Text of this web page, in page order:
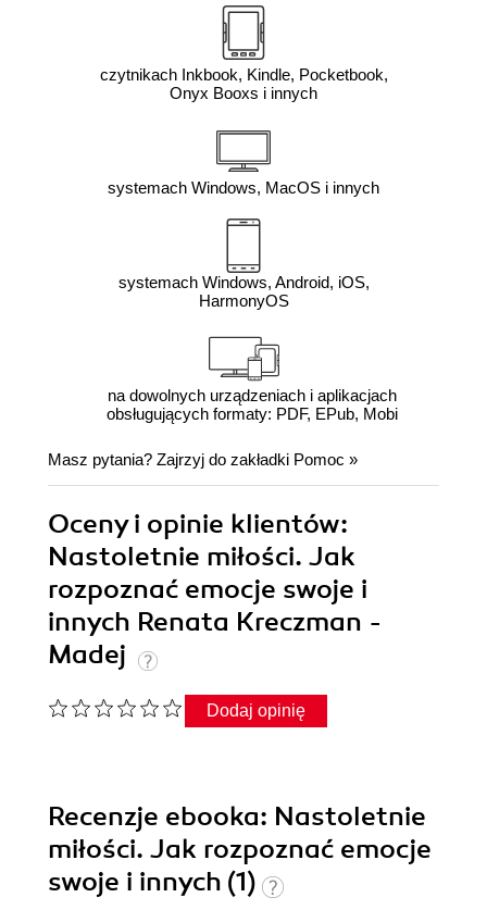
czytnikach Inkbook, Kindle, Pocketbook,
Onyx Booxs i innych
systemach Windows, MacOS i innych
systemach Windows, Android, iOS,
HarmonyOS
na dowolnych urządzeniach i aplikacjach
obsługujących formaty: PDF, EPub, Mobi
Masz pytania? Zajrzyj do zakładki Pomoc »
Oceny i opinie klientów:
Nastoletnie miłości. Jak
rozpoznać emocje swoje i
innych Renata Kreczman -
Madej
Dodaj opinię
Recenzje ebooka: Nastoletnie
miłości. Jak rozpoznać emocje
swoje i innych (1)